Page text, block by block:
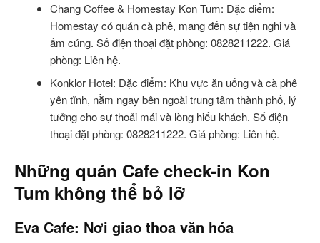
Chang Coffee & Homestay Kon Tum: Đặc điểm:
Homestay có quán cà phê, mang đến sự tiện nghi và
ấm cúng. Số điện thoại đặt phòng: 0828211222. Giá
phòng: Liên hệ.
Konklor Hotel: Đặc điểm: Khu vực ăn uống và cà phê
yên tĩnh, nằm ngay bên ngoài trung tâm thành phố, lý
tưởng cho sự thoải mái và lòng hiếu khách. Số điện
thoại đặt phòng: 0828211222. Giá phòng: Liên hệ.
Những quán Cafe check-in Kon
Tum không thể bỏ lỡ
Eva Cafe: Nơi giao thoa văn hóa